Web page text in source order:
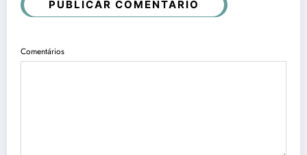
PUBLICAR COMENTÁRIO
Comentários